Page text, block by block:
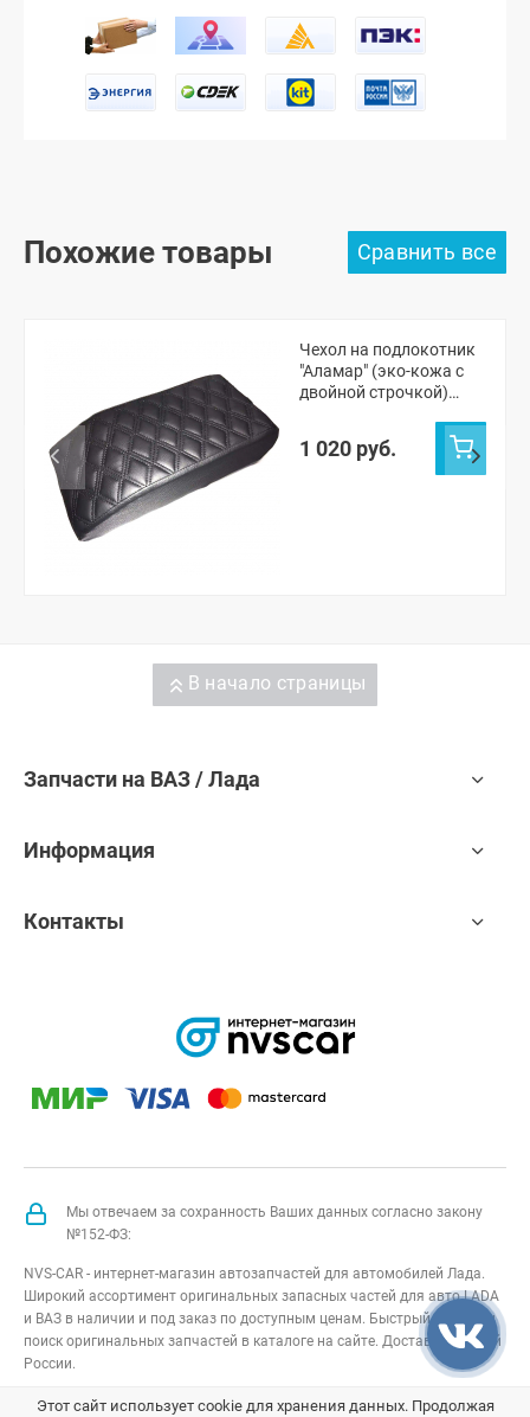
Похожие товары
Чехол на подлокотник
"Аламар" (эко-кожа с
двойной строчкой)
Лада Калина, Гранта,
Приора, Датсун mi-DO,
1 020 руб.
В начало страницы
Запчасти на ВАЗ / Лада
Информация
Контакты
Мы отвечаем за сохранность Ваших данных согласно закону
№152-ФЗ:
NVS-CAR - интернет-магазин автозапчастей для автомобилей Лада.
Широкий ассортимент оригинальных запасных частей для авто LADA
и ВАЗ в наличии и под заказ по доступным ценам. Быстрый подбор и
поиск оригинальных запчастей в каталоге на сайте. Доставка по всей
России.
NVS-CAR© 2014 –2026Все права защищеныкарта сайта;
Этот сайт использует cookie для хранения данных. Продолжая